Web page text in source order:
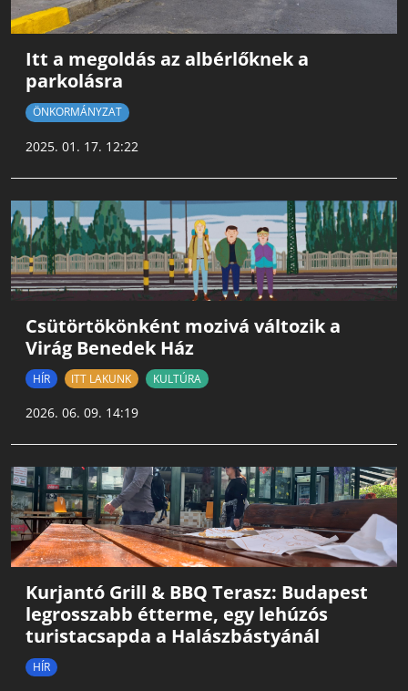
Itt a megoldás az albérlőknek a
parkolásra
ÖNKORMÁNYZAT
2025. 01. 17. 12:22
Csütörtökönként mozivá változik a
Virág Benedek Ház
HÍR ITT LAKUNK KULTÚRA
2026. 06. 09. 14:19
Kurjantó Grill & BBQ Terasz: Budapest
legrosszabb étterme, egy lehúzós
turistacsapda a Halászbástyánál
HÍR